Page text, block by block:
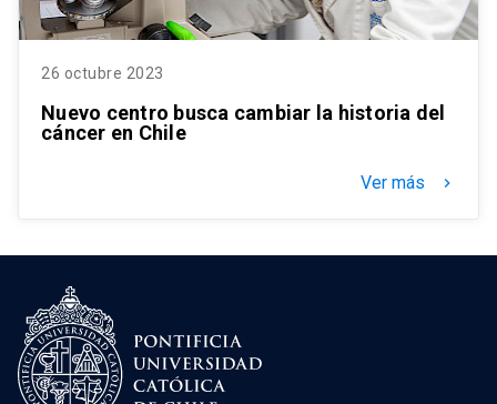
26 octubre 2023
Nuevo centro busca cambiar la historia del
cáncer en Chile
Ver más keyboard_arrow_right